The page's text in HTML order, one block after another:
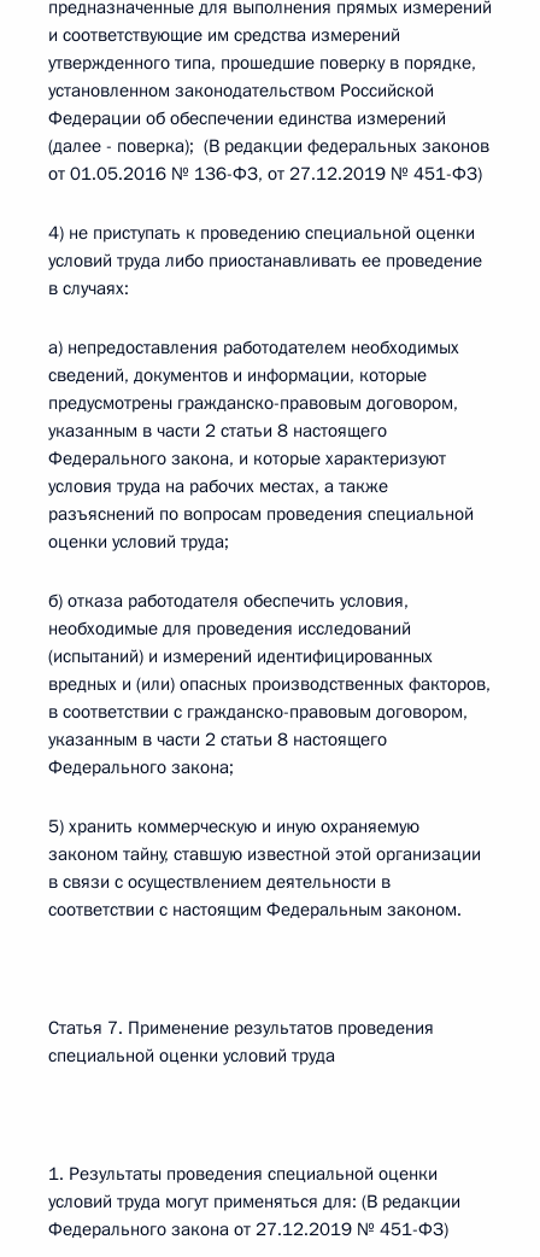
предназначенные для выполнения прямых измерений
и соответствующие им средства измерений
утвержденного типа, прошедшие поверку в порядке,
установленном законодательством Российской
Федерации об обеспечении единства измерений
(далее - поверка); (В редакции федеральных законов
от 01.05.2016 № 136-ФЗ, от 27.12.2019 № 451-ФЗ)
4) не приступать к проведению специальной оценки
условий труда либо приостанавливать ее проведение
в случаях:
а) непредоставления работодателем необходимых
сведений, документов и информации, которые
предусмотрены гражданско-правовым договором,
указанным в части 2 статьи 8 настоящего
Федерального закона, и которые характеризуют
условия труда на рабочих местах, а также
разъяснений по вопросам проведения специальной
оценки условий труда;
б) отказа работодателя обеспечить условия,
необходимые для проведения исследований
(испытаний) и измерений идентифицированных
вредных и (или) опасных производственных факторов,
в соответствии с гражданско-правовым договором,
указанным в части 2 статьи 8 настоящего
Федерального закона;
5) хранить коммерческую и иную охраняемую
законом тайну, ставшую известной этой организации
в связи с осуществлением деятельности в
соответствии с настоящим Федеральным законом.
Статья 7. Применение результатов проведения
специальной оценки условий труда
1. Результаты проведения специальной оценки
условий труда могут применяться для: (В редакции
Федерального закона от 27.12.2019 № 451-ФЗ)